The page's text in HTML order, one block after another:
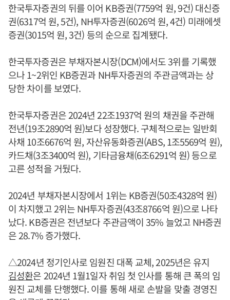
한국투자증권의 뒤를 이어 KB증권(7759억 원, 9건) 대신증
권(6317억 원, 5건), NH투자증권(6026억 원, 4건) 미래에셋
증권(3015억 원, 3건) 등의 순으로 집계됐다.
한국투자증권은 부채자본시장(DCM)에서도 3위를 기록했
으나 1~2위인 KB증권과 NH투자증권의 주관금액과는 상
당한 차이를 보였다.
한국투자증권은 2024년 22조1937억 원의 채권을 주관해
전년(19조2890억 원)보다 성장했다. 구체적으로는 일반회
사채 10조6676억 원, 자산유동화증권(ABS, 1조5569억 원),
카드채(3조3400억 원), 기타금융채(6조6291억 원) 등으로
고른 성적을 거뒀다.
2024년 부채자본시장에서 1위는 KB증권(50조4328억 원)
이 차지했고 2위는 NH투자증권(43조8766억 원)으로 나타
났다. KB증권은 전년보다 주관금액이 35% 늘었고 NH증권
은 28.7% 증가했다.
△2024년 정기인사로 임원진 대폭 교체, 2025년은 유지
김성환은 2024년 1월1일자 취임 첫 인사를 통해 큰 폭의 임
원진 교체를 단행했다. 이를 통해 새로 손발을 맞출 경영진